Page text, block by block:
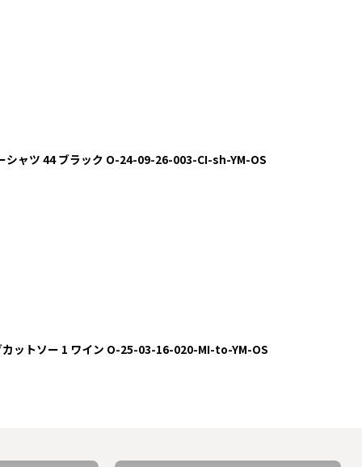
シャツ 44 ブラック O-24-09-26-003-CI-sh-YM-OS
カットソー 1 ワイン O-25-03-16-020-MI-to-YM-OS